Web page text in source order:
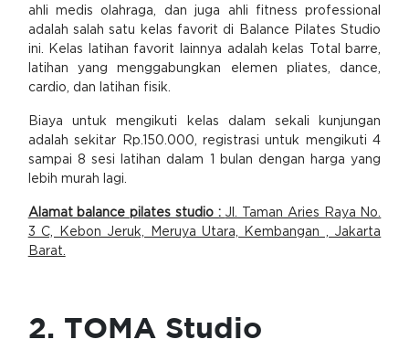
ahli medis olahraga, dan juga ahli fitness professional
adalah salah satu kelas favorit di Balance Pilates Studio
ini. Kelas latihan favorit lainnya adalah kelas Total barre,
latihan yang menggabungkan elemen pliates, dance,
cardio, dan latihan fisik.
Biaya untuk mengikuti kelas dalam sekali kunjungan
adalah sekitar Rp.150.000, registrasi untuk mengikuti 4
sampai 8 sesi latihan dalam 1 bulan dengan harga yang
lebih murah lagi.
Alamat balance pilates studio : Jl. Taman Aries Raya No.
3 C, Kebon Jeruk, Meruya Utara, Kembangan , Jakarta
Barat.
2. TOMA Studio